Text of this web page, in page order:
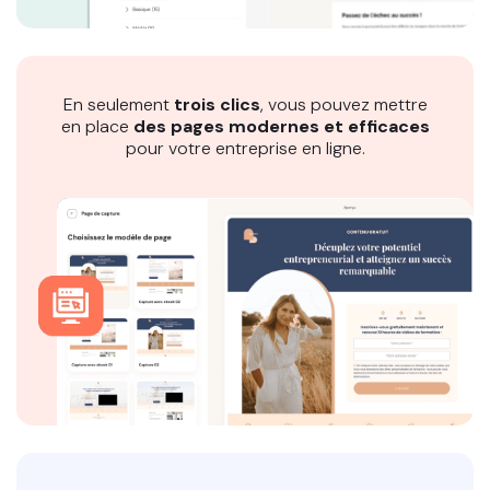
En seulement trois clics, vous pouvez mettre
en place des pages modernes et efficaces
pour votre entreprise en ligne.